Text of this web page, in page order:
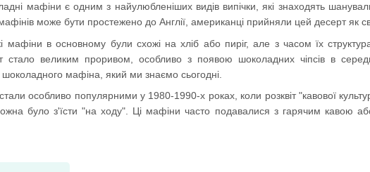
мафіни є одним з найулюбленіших видів випічки, які знаходять
може бути простежено до Англії, американці прийняли цей десерт як
мафіни в основному були схожі на хліб або пиріг, але з часом їх
стало великим проривом, особливо з появою шоколадних чіпсів в
мафіна, який ми знаємо сьогодні.
особливо популярними у 1980-1990-х роках, коли розквіт "кавової
було з'їсти "на ходу". Ці мафіни часто подавалися з гарячим кавою